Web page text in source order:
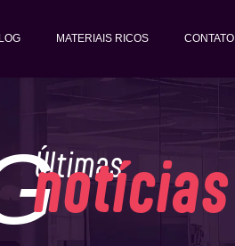
MATERIAIS RICOS CONTATO
Últimas
notícias